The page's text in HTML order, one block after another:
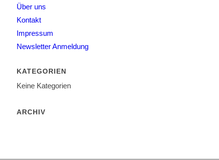
Über uns
Kontakt
Impressum
Newsletter Anmeldung
KATEGORIEN
Keine Kategorien
ARCHIV